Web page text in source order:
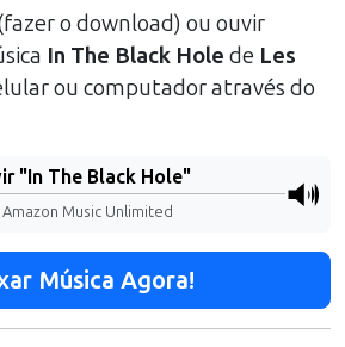
o download) ou ouvir
In The Black Hole de Les
ou computador através do
"In The Black Hole"
Amazon Music Unlimited
Música Agora!